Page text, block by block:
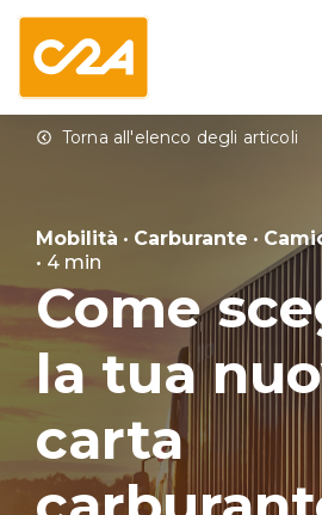
Mobilità • Carburante •
• 4 min
Come
la tua
carta